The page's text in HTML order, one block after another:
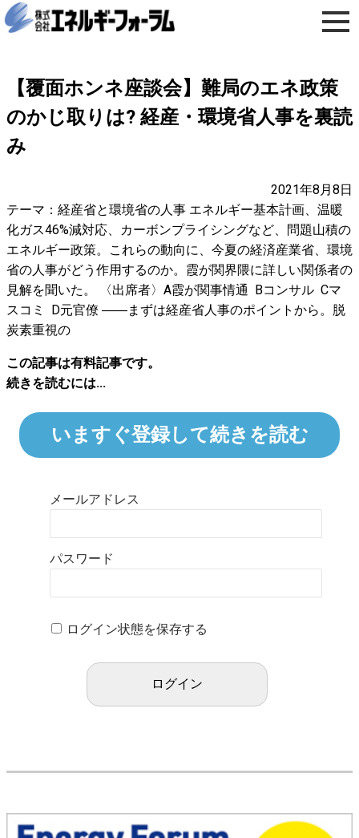
【覆面ホンネ座談会】難局のエネ政策
のかじ取りは? 経産・環境省人事を裏読
み
2021年8月8日
テーマ：経産省と環境省の人事 エネルギー基本計画、温暖
化ガス46%減対応、カーボンプライシングなど、問題山積の
エネルギー政策。これらの動向に、今夏の経済産業省、環境
省の人事がどう作用するのか。霞が関界隈に詳しい関係者の
見解を聞いた。 〈出席者〉A霞が関事情通 Bコンサル Cマ
スコミ D元官僚 ――まずは経産省人事のポイントから。脱
炭素重視の
この記事は有料記事です。
続きを読むには...
いますぐ登録して続きを読む
メールアドレス
パスワード
ログイン状態を保存する